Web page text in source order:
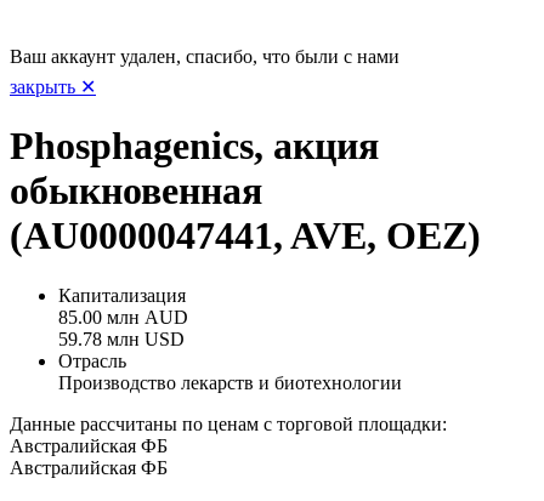
Ваш аккаунт удален, спасибо, что были с нами
закрыть ✕
Phosphagenics, акция
обыкновенная
(AU0000047441, AVE, OEZ)
Капитализация
85.00 млн AUD
59.78 млн USD
Отрасль
Производство лекарств и биотехнологии
Данные рассчитаны по ценам с торговой площадки:
Австралийская ФБ
Австралийская ФБ